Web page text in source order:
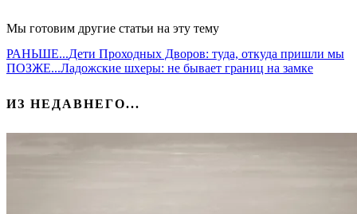
Мы готовим другие статьи на эту тему
РАНЬШЕ...Дети Проходных Дворов: туда, откуда пришли мы
ПОЗЖЕ...Ладожские шхеры: не бывает границ на замке
ИЗ НЕДАВНЕГО...